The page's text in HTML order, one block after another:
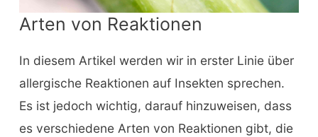
Arten von Reaktionen
In diesem Artikel werden wir in erster Linie über
allergische Reaktionen auf Insekten sprechen.
Es ist jedoch wichtig, darauf hinzuweisen, dass
es verschiedene Arten von Reaktionen gibt, die